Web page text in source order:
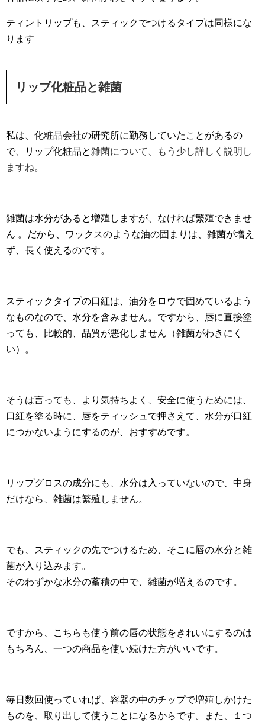
ティントリップも、スティックでつけるタイプは同様にな
ります
リップ化粧品と雑菌
私は、化粧品会社の研究所に勤務していたことがあるの
で、リップ化粧品と雑菌について、もう少し詳しく説明し
ますね。
雑菌は水分があると増殖しますが、なければ繁殖できませ
ん 。だから、ワックスのような油の固まりは、雑菌が増え
ず、長く使えるのです。
スティックタイプの口紅は、油分をロウで固めているよう
なものなので、水分を含みません。ですから、唇に直接塗
っても、比較的、品質が悪化しません（雑菌がわきにく
い）。
そうは言っても、より気持ちよく、安全に使うためには、
口紅を塗る時に、唇をティッシュで押さえて、水分が口紅
につかないようにするのが、おすすめです。
リップグロスの成分にも、水分は入っていないので、中身
だけなら、雑菌は繁殖しません。
でも、スティックの先でつけるため、そこに唇の水分と雑
菌が入り込みます。
そのわずかな水分の蓄積の中で、雑菌が増えるのです。
ですから、こちらも使う前の唇の状態をきれいにするのは
もちろん、一つの商品を使い続けた方がいいです。
毎日数回使っていれば、容器の中のチップで増殖しかけた
ものを、取り出して使うことになるからです。また、１つ